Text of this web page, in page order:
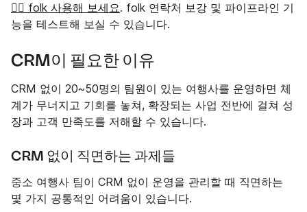
👉🏼 folk 사용해 보세요. folk 연락처 보강 및 파이프라인 기
능을 테스트해 보실 수 있습니다.
CRM이 필요한 이유
CRM 없이 20~50명의 팀원이 있는 여행사를 운영하면 체
계가 무너지고 기회를 놓쳐, 확장되는 사업 전반에 걸쳐 성
장과 고객 만족도를 저해할 수 있습니다.
CRM 없이 직면하는 과제들
중소 여행사 팀이 CRM 없이 운영을 관리할 때 직면하는
몇 가지 공통적인 어려움이 있습니다.